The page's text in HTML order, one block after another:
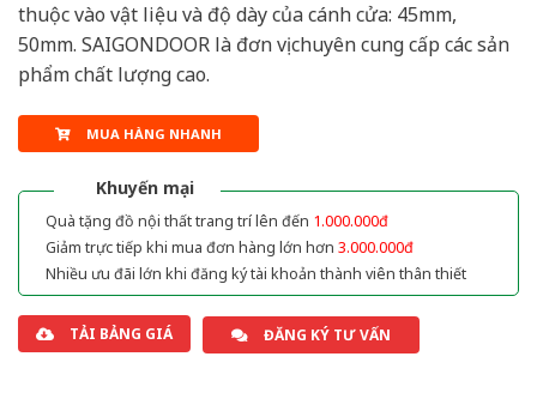
thuộc vào vật liệu và độ dày của cánh cửa: 45mm,
50mm. SAIGONDOOR là đơn vị chuyên cung cấp các sản
phẩm chất lượng cao.
MUA HÀNG NHANH
Khuyến mại
Quà tặng đồ nội thất trang trí lên đến 1.000.000đ
Giảm trực tiếp khi mua đơn hàng lớn hơn 3.000.000đ
Nhiều ưu đãi lớn khi đăng ký tài khoản thành viên thân thiết
TẢI BẢNG GIÁ ĐĂNG KÝ TƯ VẤN